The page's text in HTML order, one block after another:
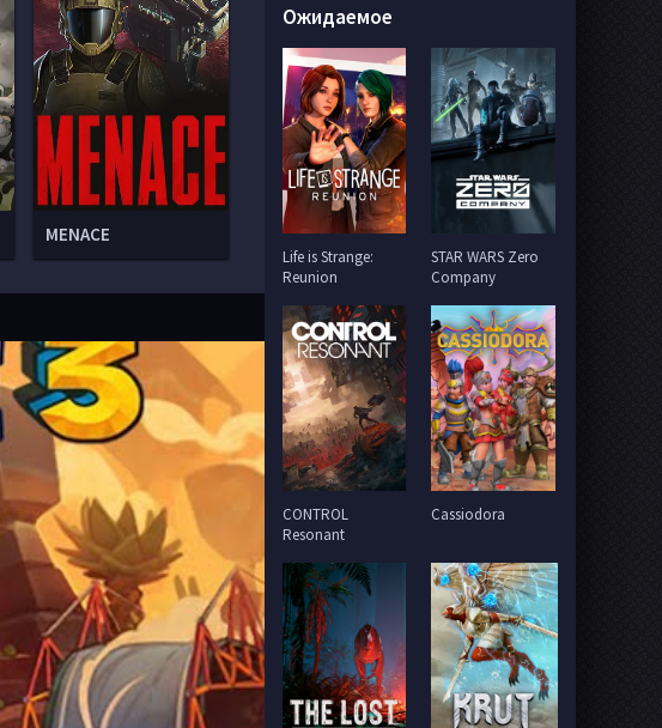
MENACE
Ожидаемое
Life is Strange:
Reunion
STAR WARS Zero
Company
CONTROL
Resonant
Cassiodora